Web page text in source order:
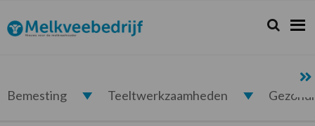
de
hoofdnavigatie
de
hoofd
de
eerste
de
voettekst
Melkveebedrijf.nl Zoeken...
Zoek
Bemesting Teeltwerkzaamheden